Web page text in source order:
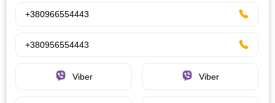
+380966554443
+380956554443
Viber Viber